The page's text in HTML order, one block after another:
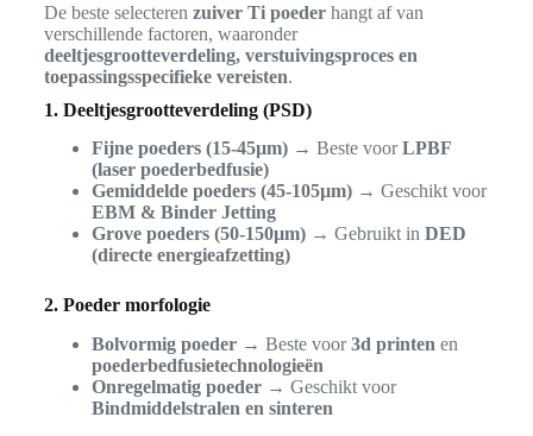
De beste selecteren zuiver Ti poederhangt af van
verschillende factoren, waaronder
deeltjesgrootteverdeling, verstuivingsproces en
toepassingsspecifieke vereisten.
1. Deeltjesgrootteverdeling (PSD)
Fijne poeders (15-45µm)→ Beste voorLPBF
(laser poederbedfusie)
Gemiddelde poeders (45-105µm)→ Geschikt voor
EBM & Binder Jetting
Grove poeders (50-150µm)→ Gebruikt in DED
(directe energieafzetting)
2. Poeder morfologie
Bolvormig poeder→ Beste voor3d printen en
poederbedfusietechnologieën
Onregelmatig poeder→ Geschikt voor
Bindmiddelstralen en sinteren